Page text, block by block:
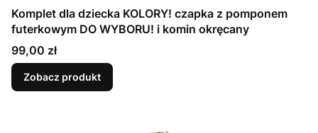
Komplet dla dziecka KOLORY! czapka z pomponem
futerkowym DO WYBORU! i komin okręcany
Cena
99,00 zł
Zobacz produkt